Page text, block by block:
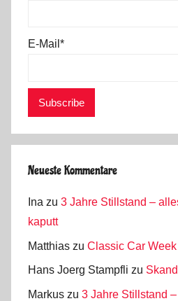
E-Mail*
Neueste Kommentare
Ina zu 3 Jahre Stillstand –
kaputt
Matthias zu Classic Car
Hans Joerg Stampfli zu
Markus zu 3 Jahre Stillstand